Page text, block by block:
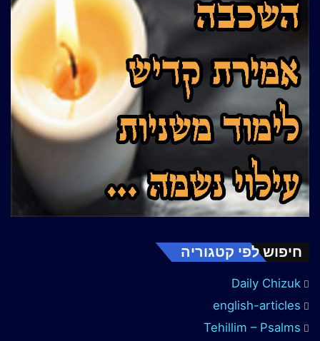
חיפוש לפי קטגוריה
Daily Chizuk
english-articles
Tehillim – Psalms